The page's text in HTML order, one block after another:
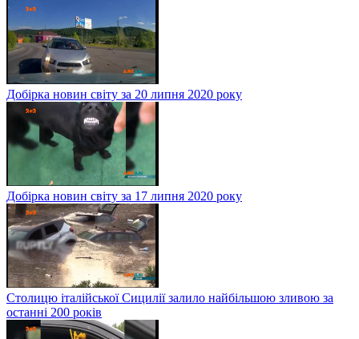
Добірка новин світу за 20 липня 2020 року
Добірка новин світу за 17 липня 2020 року
Столицю італійської Сицилії залило найбільшою зливою за
останні 200 років